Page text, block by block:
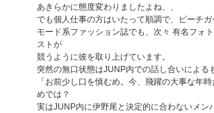
あきらかに態度変わりましたよね、、
でも個人仕事の方はいたって順調で、ピーチガ
モード系ファッション誌でも、次々 有名フォ
ストが
競うように彼を取り上げています。
突然の無口状態はJUNP内での話し合いによる
「お前少し口を慎むめ。今、飛躍の大事な年
めでは？
実はJUNP内に伊野尾と決定的に合わないメン